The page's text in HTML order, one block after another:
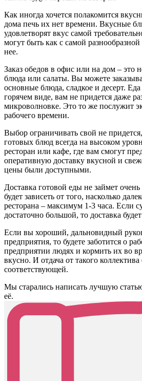
Как иногда хочется полакомится
дома печь их нет времени. Вкусные
удовлетворят вкус самой
могут быть как с самой
нее.
Заказ обедов в офис или на дом – это
блюда или салаты. Вы можете
основные блюда, сладкое и десерт. Еда
горячем виде, вам не придется даже
микроволновке. Это то же послужит
рабочего времени.
Выбор ограничивать свой не
готовых блюд всегда на высоком
ресторан или кафе, где вам смогут
оперативную доставку вкусной и
цены были доступными.
Доставка готовой еды не займет
будет зависеть от того, насколько
ресторана – максимум 1-3 часа. Если
достаточно большой, то доставка
Если вы хороший, дальновидный
предприятия, то будете заботится о
предприятии людях и кормить их во
вкусно. И отдача от такого коллектива
соответствующей.
Мы старались написать лучшую
её.